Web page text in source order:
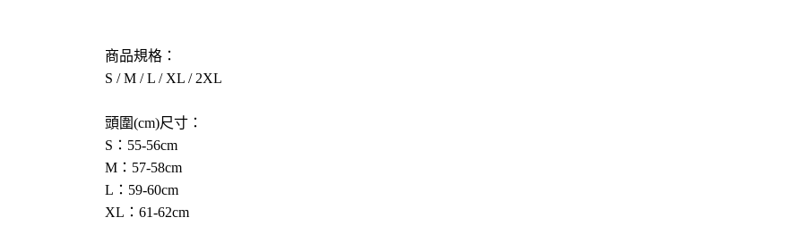
商品規格：
S / M / L / XL / 2XL
頭圍(cm)尺寸：
S：55-56cm
M：57-58cm
L：59-60cm
XL：61-62cm